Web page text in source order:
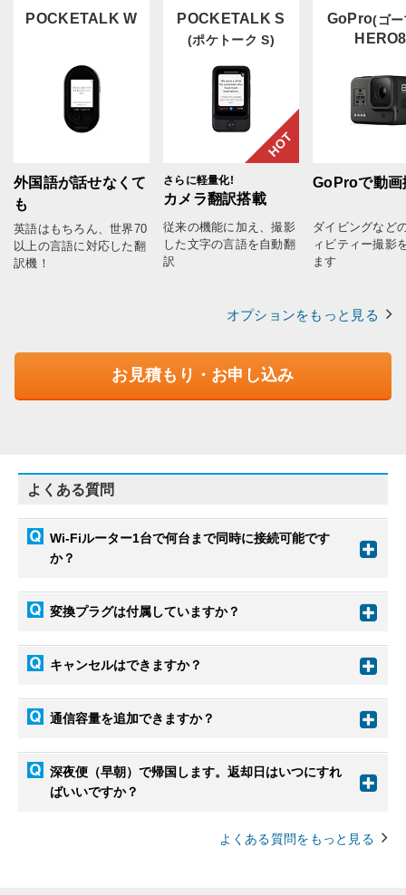
POCKETALK W
外国語が話せなくて
も
英語はもちろん、世界70
以上の言語に対応した翻
訳機！
POCKETALK S
(ポケトーク S)
HOT
さらに軽量化!
カメラ翻訳搭載
従来の機能に加え、撮影
した文字の言語を自動翻
訳
GoPro(ゴ
HERO8
GoProで動画
ダイビングなど
ィビティー撮影
ます
オプションをもっと見る
お見積もり・お申し込み
よくある質問
Wi-Fiルーター1台で何台まで同時に接続可能です
か？
変換プラグは付属していますか？
キャンセルはできますか？
通信容量を追加できますか？
深夜便（早朝）で帰国します。返却日はいつにすれ
ばいいですか？
よくある質問をもっと見る